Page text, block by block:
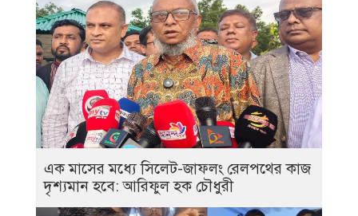
এক মাসের মধ্যে সিলেট-জাফলং রেলপথের কাজ
দৃশ্যমান হবে: আরিফুল হক চৌধুরী